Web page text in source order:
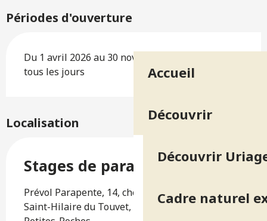
Accueil
Découvrir
Découvrir
Cadre naturel
Périodes d'ouverture
Du 1 avril 2026 au 30 novembre 2026 - Ouvert
tous les jours
Localisation
Stages de parapente
Prévol Parapente, 14, chemin du funiculaire,
Saint-Hilaire du Touvet, 38660 Plateau-des-